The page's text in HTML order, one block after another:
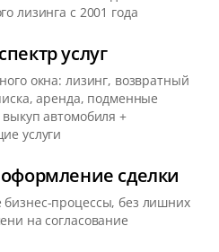
лизинга с 2001 года
услуг
окна: лизинг, возвратный
аренда, подменные
автомобиля +
услуги
сделки
процессы, без лишних
на согласование